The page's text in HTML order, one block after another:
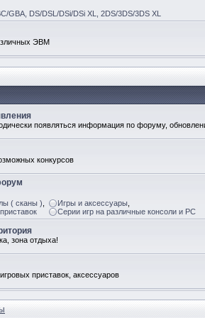
GBA, DS/DSL/DSi/DSi XL, 2DS/3DS/3DS XL
ЭВМ
появляться информация по форуму,
конкурсов
( сканы )
Игры и аксессуары
Серии игр на различные консоли и PC
зона отдыха!
приставок, аксессуаров